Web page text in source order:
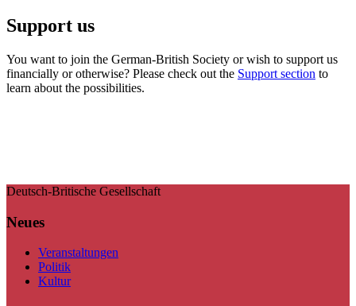
Support us
You want to join the German-British Society or wish to support us
financially or otherwise? Please check out the Support section to
learn about the possibilities.
Deutsch-Britische Gesellschaft
Neues
Veranstaltungen
Politik
Kultur